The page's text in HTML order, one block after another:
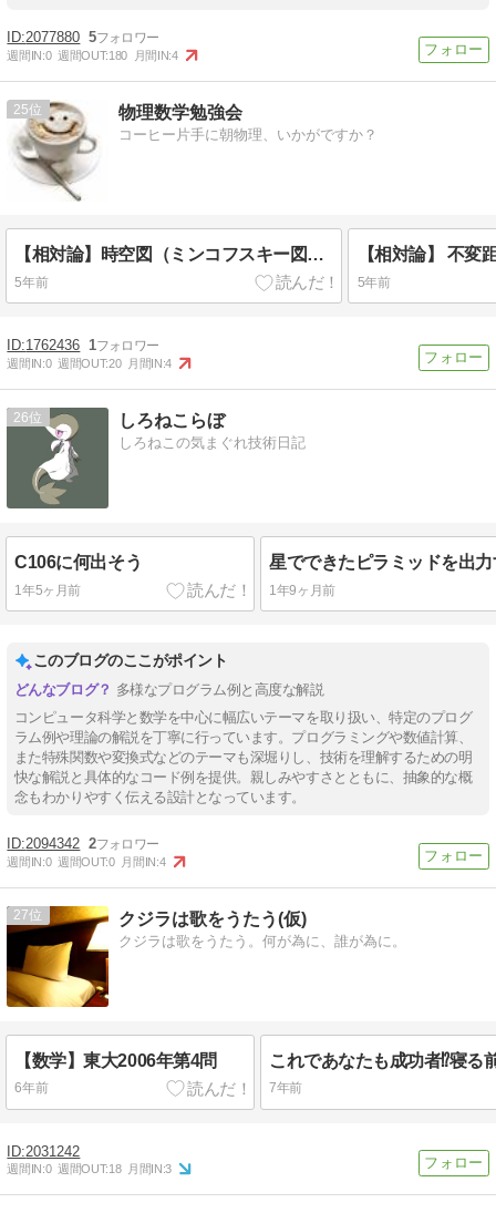
2077880 5
週間IN:0 週間OUT:180 月間IN:4
25 物理数学勉強会
コーヒー片手に朝物理、いかがですか？
【相対論】時空図（ミンコフスキー図）を描く練習
5年前 5年前
1762436 1
週間IN:0 週間OUT:20 月間IN:4
26 しろねこらぼ
しろねこの気まぐれ技術日記
C106に何出そう
1年5ヶ月前 1年9ヶ月前
このブログのここがポイント
多様なプログラム例と高度な解説
コンピュータ科学と数学を中心に幅広いテーマを取り扱い、特定のプログ
ラム例や理論の解説を丁寧に行っています。プログラミングや数値計算、
また特殊関数や変換式などのテーマも深堀りし、技術を理解するための明
快な解説と具体的なコード例を提供。親しみやすさとともに、抽象的な概
念もわかりやすく伝える設計となっています。
2094342 2
週間IN:0 週間OUT:0 月間IN:4
27 クジラは歌をうたう(仮)
クジラは歌をうたう。何が為に、誰が為に。
【数学】東大2006年第4問
6年前 7年前
2031242
週間IN:0 週間OUT:18 月間IN:3